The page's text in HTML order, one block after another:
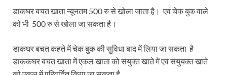
डाकघर बचत खाता न्यूनतम 500 रु से खोला जाता है। एवं चेक बुक वाले
को भी 500 रु से खोला जा सकता है।
डाकघर बचत कहते में चेक बुक की सुविधा बाद में लिया जा सकता है
डाककघर बचत खाता में एकल खाता को संयुक्त खाते में एवं संयुयक्त खाते